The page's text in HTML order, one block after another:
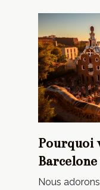
Pourquoi
Barcelone
Nous adorons